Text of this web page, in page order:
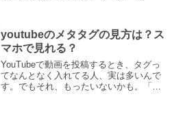
では、iPhoneでの編集方法から効果的な
書き方...
youtubeのメタタグの見方は？ス
マホで見れる？
YouTubeで動画を投稿するとき、タグっ
てなんとなく入れてる人、実は多いんで
す。でもそれ、もったいないかも。「タ